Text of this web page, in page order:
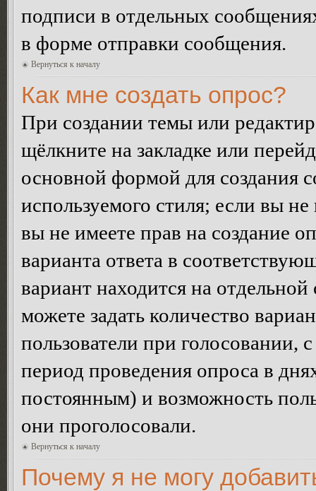
подписи в отдельных
в форме отправки сообщения.
Вернуться к началу
Как мне создать опрос?
При создании темы или
щёлкните на закладке или
основной формой для создания
используемого стиля; если вы
вы не имеете прав на создание
варианта ответа в
вариант находится на
можете задать количество
пользователи при
период проведения опроса в
постоянным) и возможность
они проголосовали.
Вернуться к началу
Почему я не могу